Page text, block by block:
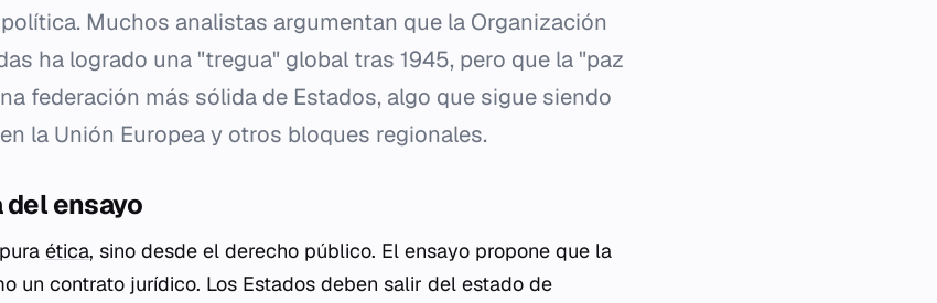
Muchos analistas argumentan que la Organización
ha logrado una "tregua" global tras 1945, pero que la "paz
federación más sólida de Estados, algo que sigue siendo
la Unión Europea y otros bloques regionales.
ensayo
ética, sino desde el derecho público. El ensayo propone que la
un contrato jurídico. Los Estados deben salir del estado de